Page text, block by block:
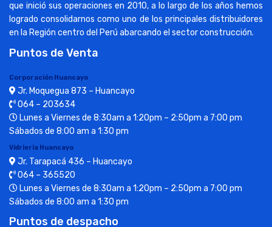
que inició sus operaciones en 2010, a lo largo de los años hemos
logrado consolidarnos como uno de los principales distribuidores
en la Región centro del Perú abarcando el sector construcción.
Puntos de Venta
Corporación Huancayo
Jr. Moquegua 873 – Huancayo
064 – 203634
Lunes a Viernes de 8:30am a 1:20pm – 2:50pm a 7:00 pm
Sábados de 8:00 am a 1:30 pm
Vidrieria Huancayo
Jr. Tarapacá 436 – Huancayo
064 – 365520
Lunes a Viernes de 8:30am a 1:20pm – 2:50pm a 7:00 pm
Sábados de 8:00 am a 1:30 pm
Puntos de despacho